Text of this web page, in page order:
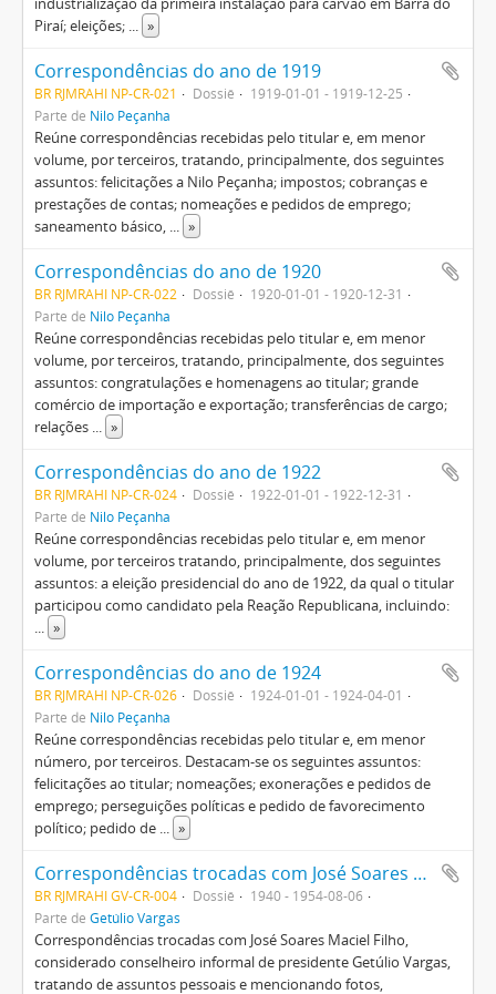
Piraí; eleições; ... »
Correspondências do ano de 1919
BR RJMRAHI NP-CR-021 Dossiê
1919-01-01 - 1919-12-25
Parte de Nilo Peçanha
Reúne correspondências recebidas pelo titular e, em menor
volume, por terceiros, tratando, principalmente, dos seguintes
assuntos: felicitações a Nilo Peçanha; impostos; cobranças e
prestações de contas; nomeações e pedidos de emprego;
saneamento básico, ... »
Correspondências do ano de 1920
BR RJMRAHI NP-CR-022 Dossiê
1920-01-01 - 1920-12-31
Parte de Nilo Peçanha
Reúne correspondências recebidas pelo titular e, em menor
volume, por terceiros, tratando, principalmente, dos seguintes
assuntos: congratulações e homenagens ao titular; grande
comércio de importação e exportação; transferências de cargo;
relações ... »
Correspondências do ano de 1922
BR RJMRAHI NP-CR-024 Dossiê
1922-01-01 - 1922-12-31
Parte de Nilo Peçanha
Reúne correspondências recebidas pelo titular e, em menor
volume, por terceiros tratando, principalmente, dos seguintes
assuntos: a eleição presidencial do ano de 1922, da qual o titular
participou como candidato pela Reação Republicana, incluindo:
... »
Correspondências do ano de 1924
BR RJMRAHI NP-CR-026 Dossiê
1924-01-01 - 1924-04-01
Parte de Nilo Peçanha
Reúne correspondências recebidas pelo titular e, em menor
número, por terceiros. Destacam-se os seguintes assuntos:
felicitações ao titular; nomeações; exonerações e pedidos de
emprego; perseguições políticas e pedido de favorecimento
político; pedido de ... »
Correspondências trocadas com José Soares Maciel Filho tratando de assuntos pessoais e mencionando fotos, divergências e pedidos políticos
BR RJMRAHI GV-CR-004 Dossiê
1940 - 1954-08-06
Parte de Getúlio Vargas
Correspondências trocadas com José Soares Maciel Filho,
considerado conselheiro informal de presidente Getúlio Vargas,
tratando de assuntos pessoais e mencionando fotos,